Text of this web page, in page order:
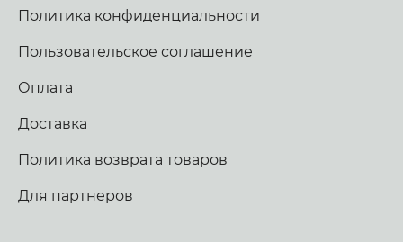
Политика конфиденциальности
Пользовательское соглашение
Оплата
Доставка
Политика возврата товаров
Для партнеров